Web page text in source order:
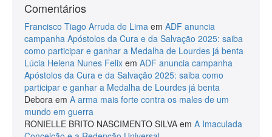
Comentários
Francisco Tiago Arruda de Lima em ADF anuncia
campanha Apóstolos da Cura e da Salvação 2025: saiba
como participar e ganhar a Medalha de Lourdes já benta
Lúcia Helena Nunes Felix em ADF anuncia campanha
Apóstolos da Cura e da Salvação 2025: saiba como
participar e ganhar a Medalha de Lourdes já benta
Debora em A arma mais forte contra os males de um
mundo em guerra
RONIELLE BRITO NASCIMENTO SILVA em A Imaculada